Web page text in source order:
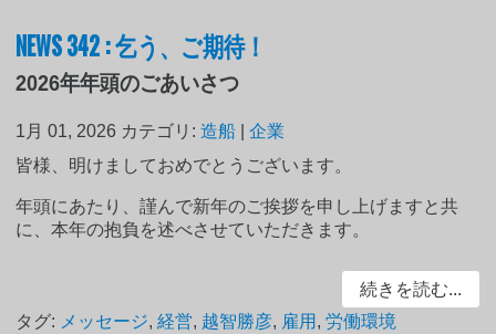
NEWS 342 : 乞う、ご期待！
2026年年頭のごあいさつ
1月 01, 2026 カテゴリ:造船 |企業
皆様、明けましておめでとうございます。
年頭にあたり、謹んで新年のご挨拶を申し上げますと共
に、本年の抱負を述べさせていただきます。
続きを読む...
タグ: メッセージ,経営, 越智勝彦, 雇用 ,労働環境